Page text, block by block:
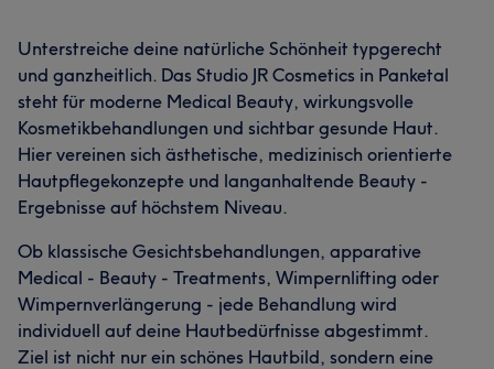
Unterstreiche deine natürliche Schönheit typgerecht
und ganzheitlich. Das Studio JR Cosmetics in Panketal
steht für moderne Medical Beauty, wirkungsvolle
Kosmetikbehandlungen und sichtbar gesunde Haut.
Hier vereinen sich ästhetische, medizinisch orientierte
Hautpflegekonzepte und langanhaltende Beauty -
Ergebnisse auf höchstem Niveau.
Ob klassische Gesichtsbehandlungen, apparative
Medical - Beauty - Treatments, Wimpernlifting oder
Wimpernverlängerung - jede Behandlung wird
individuell auf deine Hautbedürfnisse abgestimmt.
Ziel ist nicht nur ein schönes Hautbild, sondern eine